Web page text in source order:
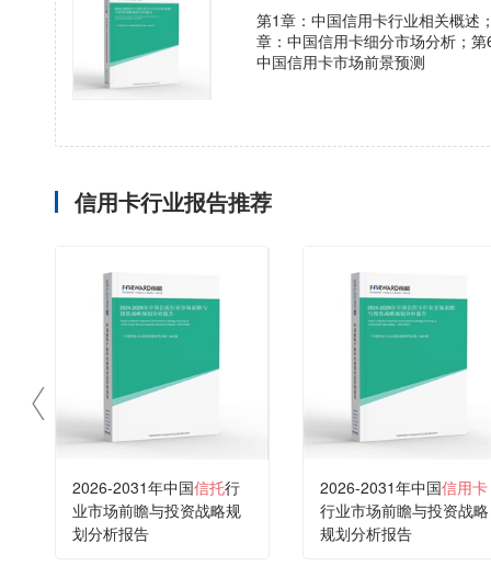
第1章：中国信用卡行业相关概述
章：中国信用卡细分市场分析；
中国信用卡市场前景预测
信用卡行业报告推荐
2026-2031年中国信托行
业市场前瞻与投资战略规
划分析报告
2026-2031年中国信用卡
行业市场前瞻与投资战略
规划分析报告